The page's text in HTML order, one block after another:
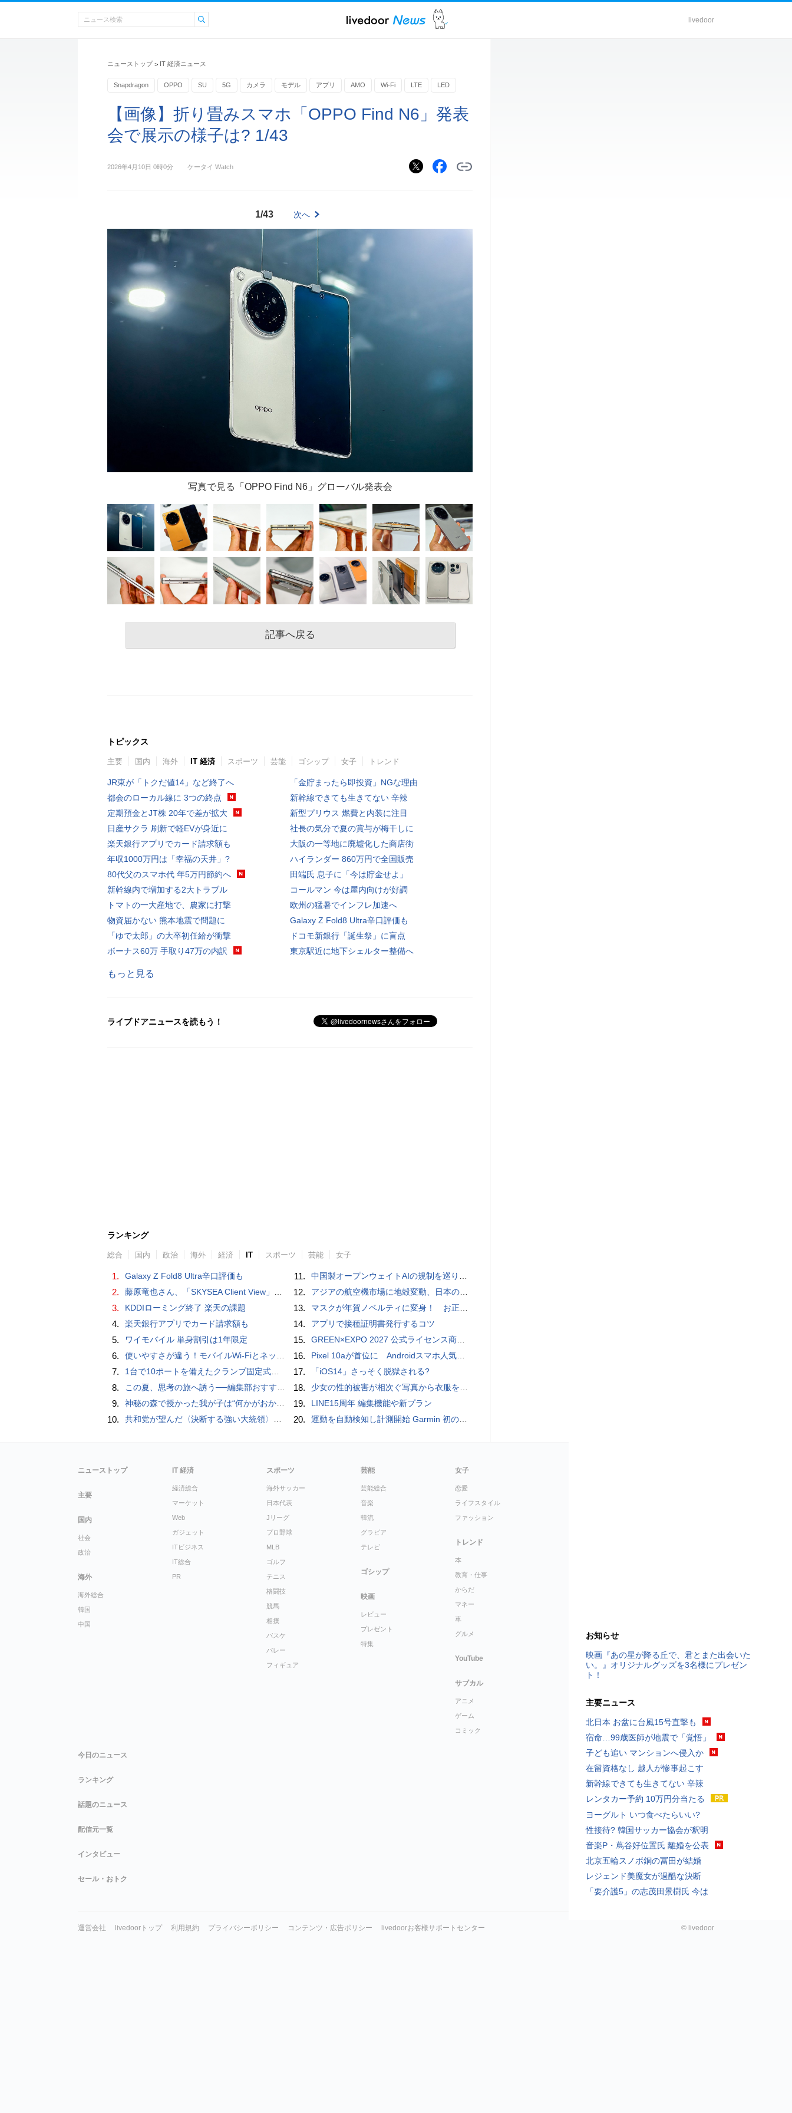
livedoor
ニューストップ > IT 経済ニュース
Snapdragon OPPO SU 5G カメラ モデル アプリ AMO Wi-Fi LTE LED
【画像】折り畳みスマホ「OPPO Find N6」発表
会で展示の様子は? 1/43
2026年4月10日 0時0分 ケータイ Watch
1/43 次へ
写真で見る「OPPO Find N6」グローバル発表会
記事へ戻る
トピックス
主要 国内 海外 IT 経済 スポーツ 芸能 ゴシップ 女子 トレンド
JR東が「トクだ値14」など終了へ
都会のローカル線に 3つの終点
定期預金とJT株 20年で差が拡大
日産サクラ 刷新で軽EVが身近に
楽天銀行アプリでカード請求額も
年収1000万円は「幸福の天井」?
80代父のスマホ代 年5万円節約へ
新幹線内で増加する2大トラブル
トマトの一大産地で、農家に打撃
物資届かない 熊本地震で問題に
「ゆで太郎」の大卒初任給が衝撃
ボーナス60万 手取り47万の内訳
「金貯まったら即投資」NGな理由
新幹線できても生きてない 辛辣
新型プリウス 燃費と内装に注目
社長の気分で夏の賞与が梅干しに
大阪の一等地に廃墟化した商店街
ハイランダー 860万円で全国販売
田端氏 息子に「今は貯金せよ」
コールマン 今は屋内向けが好調
欧州の猛暑でインフレ加速へ
Galaxy Z Fold8 Ultra辛口評価も
ドコモ新銀行「誕生祭」に盲点
東京駅近に地下シェルター整備へ
もっと見る
ライブドアニュースを読もう！
ランキング
総合 国内 政治 海外 経済 IT スポーツ 芸能 女子
1. Galaxy Z Fold8 Ultra辛口評価も
2. 藤原竜也さん、「SKYSEA Client View」新CMで「AI労務改善」をアピール 働き方をAIが分析したら「すぐに休んで」と言われる？
3. KDDIローミング終了 楽天の課題
4. 楽天銀行アプリでカード請求額も
5. ワイモバイル 単身割引は1年限定
6. 使いやすさが違う！モバイルWi-FiとネットHDD【PC-DIY 秋の陣】
7. 1台で10ポートを備えたクランプ固定式電源タップ「Anker Nano Power Strip (10-in-1, 70W, クランプ式)」レビュー
8. この夏、思考の旅へ誘う──編集部おすすめの7冊：WIRED BOOK GUIDE
9. 神秘の森で授かった我が子は“何かがおかしい”『ナイトボーン -夜哭-』本編映像解禁 母の絶叫顔うちわが全国の劇場に［ホラー通信］
10. 共和党が望んだ〈決断する強い大統領〉が統治するアメリカの到来──「アメリカン・ドッペルゲンガー」by 池田純一#14
11. 中国製オープンウェイトAIの規制を巡り、シリコンバレーで意見が二分
12. アジアの航空機市場に地殻変動、日本のサプライヤーに影響も
13. マスクが年賀ノベルティに変身！ お正月特別パッケージの注文受付開始
14. アプリで接種証明書発行するコツ
15. GREEN×EXPO 2027 公式ライセンス商品！初の「トゥンクトゥンク」公式LINEスタンプ、販売開始
16. Pixel 10aが首位に Androidスマホ人気ランキングTOP10 2026/8/8
17. 「iOS14」さっそく脱獄される?
18. 少女の性的被害が相次ぐ写真から衣服を剥ぎ取るAIポルノアプリ「ClothOff」の背後にいる人物とは？
19. LINE15周年 編集機能や新プラン
20. 運動を自動検知し計測開始 Garmin 初のスマートバンドを発売 10日間のロングバッテリーで手間いらず
お知らせ
映画『あの星が降る丘で、君とまた出会いた
い。』オリジナルグッズを3名様にプレゼン
ト！
主要ニュース
北日本 お盆に台風15号直撃も
宿命…99歳医師が地震で「覚悟」
子ども追い マンションへ侵入か
在留資格なし 越人が惨事起こす
新幹線できても生きてない 辛辣
レンタカー予約 10万円分当たる
ヨーグルト いつ食べたらいい?
性接待? 韓国サッカー協会が釈明
音楽P・蔦谷好位置氏 離婚を公表
北京五輪スノボ銅の冨田が結婚
レジェンド美魔女が過酷な決断
「要介護5」の志茂田景樹氏 今は
ニューストップ
主要
国内
社会
政治
海外
海外総合
韓国
中国
IT 経済
経済総合
マーケット
Web
ガジェット
ITビジネス
IT総合
PR
スポーツ
海外サッカー
日本代表
Jリーグ
プロ野球
MLB
ゴルフ
テニス
格闘技
競馬
相撲
バスケ
バレー
フィギュア
芸能
芸能総合
音楽
韓流
グラビア
テレビ
ゴシップ
映画
レビュー
プレゼント
特集
女子
恋愛
ライフスタイル
ファッション
トレンド
本
教育・仕事
からだ
マネー
車
グルメ
YouTube
サブカル
アニメ
ゲーム
コミック
今日のニュース
ランキング
話題のニュース
配信元一覧
インタビュー
セール・おトク
運営会社 livedoorトップ 利用規約 プライバシーポリシー コンテンツ・広告ポリシー livedoorお客様サポートセンター © livedoor